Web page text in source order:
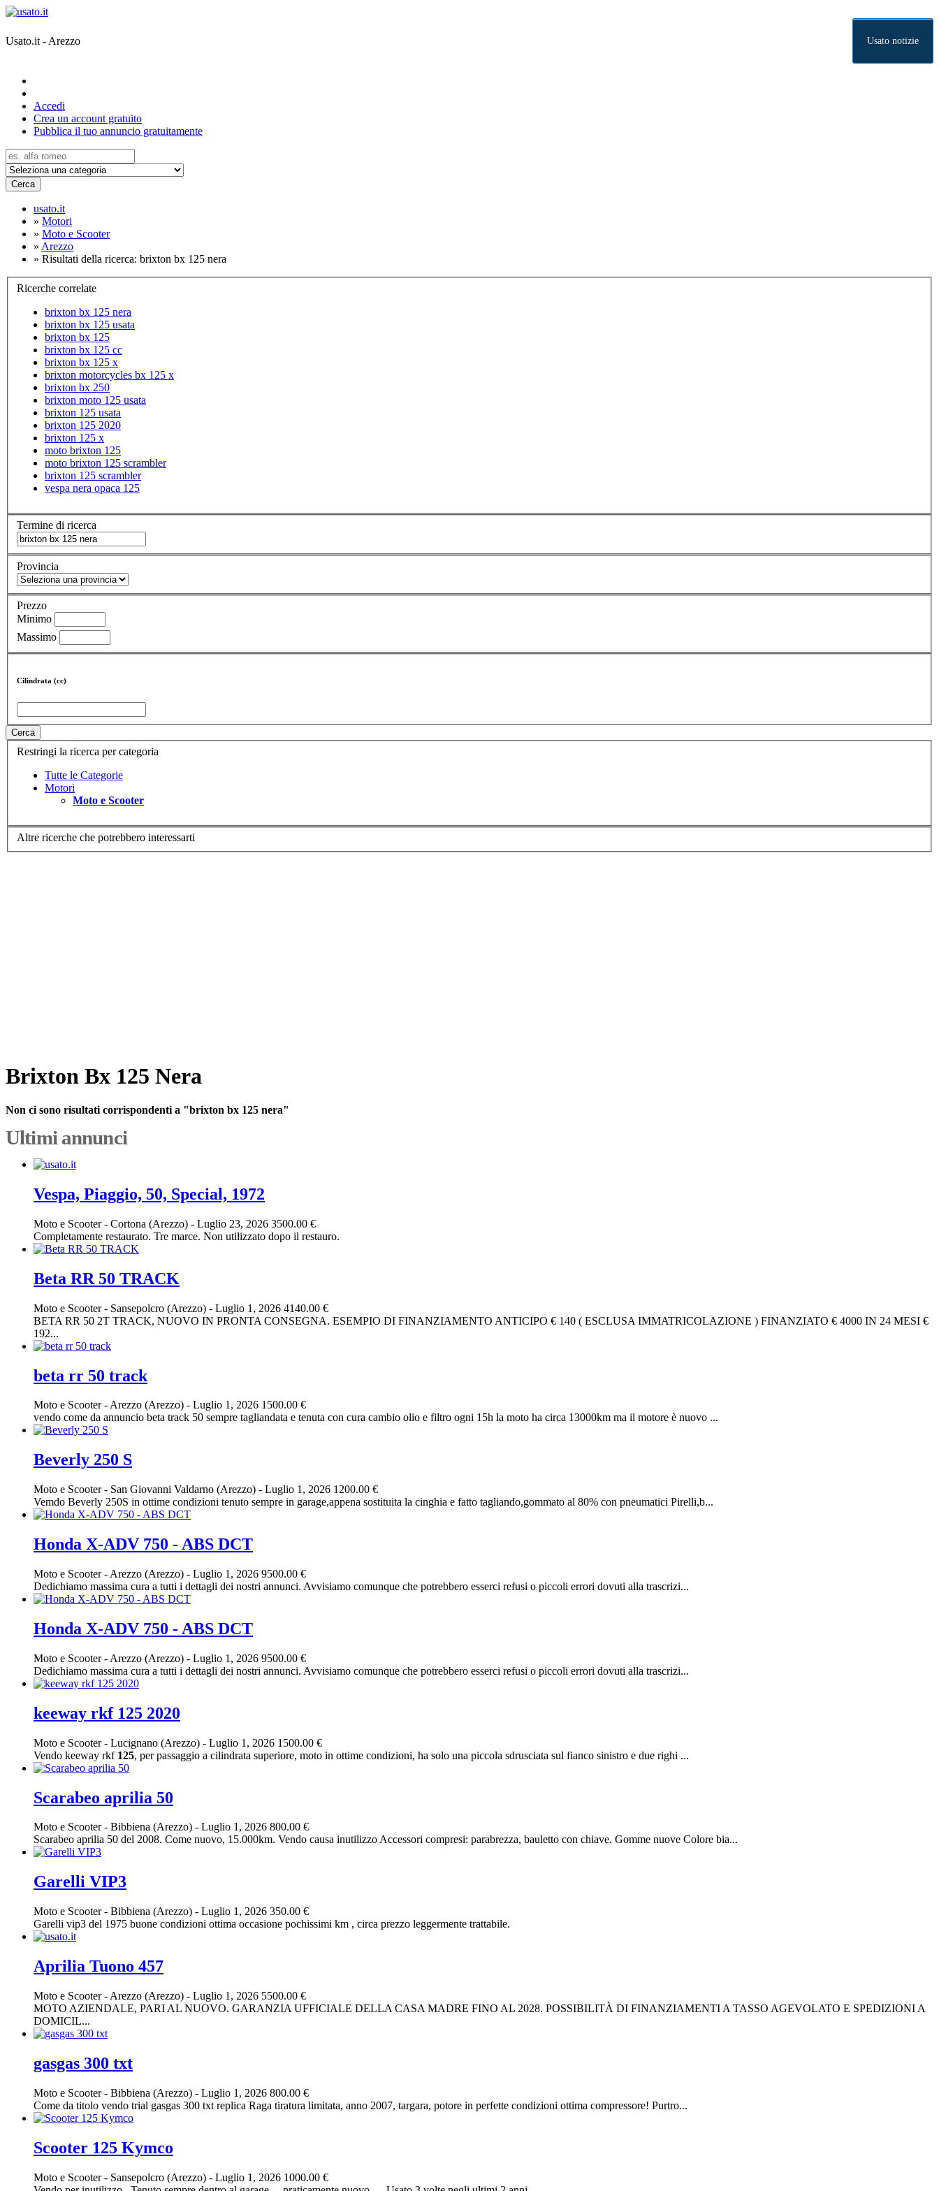
Usato.it - Arezzo Usato notizie
Accedi
Crea un account gratuito
Pubblica il tuo annuncio gratuitamente
Cerca
usato.it
» Motori
» Moto e Scooter
» Arezzo
» Risultati della ricerca: brixton bx 125 nera
Ricerche correlate
brixton bx 125 nera
brixton bx 125 usata
brixton bx 125
brixton bx 125 cc
brixton bx 125 x
brixton motorcycles bx 125 x
brixton bx 250
brixton moto 125 usata
brixton 125 usata
brixton 125 2020
brixton 125 x
moto brixton 125
moto brixton 125 scrambler
brixton 125 scrambler
vespa nera opaca 125
Termine di ricerca
Provincia
Prezzo
Minimo
Massimo
Cilindrata (cc)
Cerca
Restringi la ricerca per categoria
Tutte le Categorie
Motori
Moto e Scooter
Altre ricerche che potrebbero interessarti
Brixton Bx 125 Nera
Non ci sono risultati corrispondenti a "brixton bx 125 nera"
Ultimi annunci
Vespa, Piaggio, 50, Special, 1972
Moto e Scooter- Cortona (Arezzo) - Luglio 23, 2026 3500.00 €
Completamente restaurato. Tre marce. Non utilizzato dopo il restauro.
Beta RR 50 TRACK
Moto e Scooter- Sansepolcro (Arezzo) - Luglio 1, 2026 4140.00 €
BETA RR 50 2T TRACK, NUOVO IN PRONTA CONSEGNA. ESEMPIO DI FINANZIAMENTO ANTICIPO € 140 ( ESCLUSA IMMATRICOLAZIONE ) FINANZIATO € 4000 IN 24 MESI €
192...
beta rr 50 track
Moto e Scooter-Arezzo (Arezzo) - Luglio 1, 2026 1500.00 €
vendo come da annuncio beta track 50 sempre tagliandata e tenuta con cura cambio olio e filtro ogni 15h la moto ha circa 13000km ma il motore è nuovo ...
Beverly 250 S
Moto e Scooter- San Giovanni Valdarno (Arezzo) - Luglio 1, 2026 1200.00 €
Vemdo Beverly 250S in ottime condizioni tenuto sempre in garage,appena sostituita la cinghia e fatto tagliando,gommato al 80% con pneumatici Pirelli,b...
Honda X-ADV 750 - ABS DCT
Moto e Scooter- Arezzo (Arezzo) - Luglio 1, 2026 9500.00 €
Dedichiamo massima cura a tutti i dettagli dei nostri annunci. Avvisiamo comunque che potrebbero esserci refusi o piccoli errori dovuti alla trascrizi...
Honda X-ADV 750 - ABS DCT
Moto e Scooter- Arezzo (Arezzo) - Luglio 1, 2026 9500.00 €
Dedichiamo massima cura a tutti i dettagli dei nostri annunci. Avvisiamo comunque che potrebbero esserci refusi o piccoli errori dovuti alla trascrizi...
keeway rkf 125 2020
Moto e Scooter- Lucignano (Arezzo) - Luglio 1, 2026 1500.00 €
Vendo keeway rkf 125, per passaggio a cilindrata superiore, moto in ottime condizioni, ha solo una piccola sdrusciata sul fianco sinistro e due righi ...
Scarabeo aprilia 50
Moto e Scooter- Bibbiena (Arezzo) - Luglio 1, 2026 800.00 €
Scarabeo aprilia 50 del 2008. Come nuovo, 15.000km. Vendo causa inutilizzo Accessori compresi: parabrezza, bauletto con chiave. Gomme nuove Colore bia...
Garelli VIP3
Moto e Scooter- Bibbiena (Arezzo) - Luglio 1, 2026 350.00 €
Garelli vip3 del 1975 buone condizioni ottima occasione pochissimi km , circa prezzo leggermente trattabile.
Aprilia Tuono 457
Moto e Scooter- Arezzo (Arezzo) - Luglio 1, 2026 5500.00 €
MOTO AZIENDALE, PARI AL NUOVO. GARANZIA UFFICIALE DELLA CASA MADRE FINO AL 2028. POSSIBILITÀ DI FINANZIAMENTI A TASSO AGEVOLATO E SPEDIZIONI A
DOMICIL...
gasgas 300 txt
Moto e Scooter- Bibbiena (Arezzo) - Luglio 1, 2026 800.00 €
Come da titolo vendo trial gasgas 300 txt replica Raga tiratura limitata, anno 2007, targara, potore in perfette condizioni ottima compressore! Purtro...
Scooter 125 Kymco
Moto e Scooter- Sansepolcro (Arezzo) - Luglio 1, 2026 1000.00 €